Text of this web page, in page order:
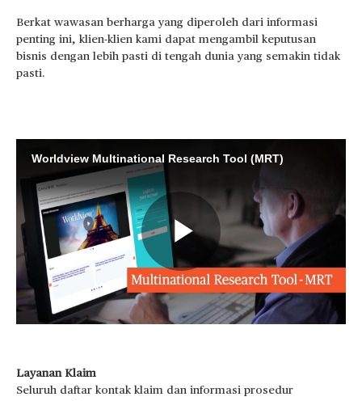
Berkat wawasan berharga yang diperoleh dari informasi
penting ini, klien-klien kami dapat mengambil keputusan
bisnis dengan lebih pasti di tengah dunia yang semakin tidak
pasti.
Worldview Multinational Research Tool (MRT)
Play
Layanan Klaim
Seluruh daftar kontak klaim dan informasi prosedur